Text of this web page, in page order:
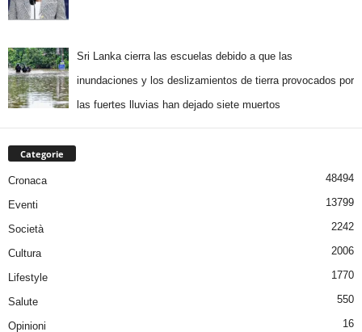
Sri Lanka cierra las escuelas debido a que las
inundaciones y los deslizamientos de tierra provocados por
las fuertes lluvias han dejado siete muertos
Categorie
Cronaca 48494
Eventi 13799
Società 2242
Cultura 2006
Lifestyle 1770
Salute 550
Opinioni 16